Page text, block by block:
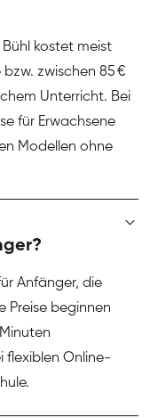
kostet meist
zwischen 85 €
Unterricht. Bei
für Erwachsene
Modellen ohne
Anfänger, die
Preise beginnen
flexiblen Online-